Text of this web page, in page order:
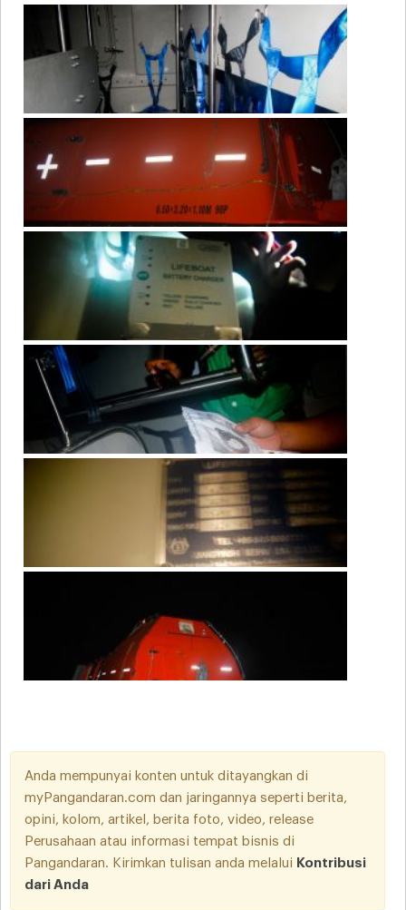
Anda mempunyai konten untuk ditayangkan di
myPangandaran.com dan jaringannya seperti berita,
opini, kolom, artikel, berita foto, video, release
Perusahaan atau informasi tempat bisnis di
Pangandaran. Kirimkan tulisan anda melalui Kontribusi
dari Anda